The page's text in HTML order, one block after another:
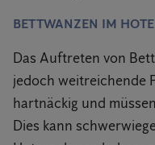
BETTWANZEN IM
Das Auftreten von
jedoch weitreichende
hartnäckig und
Dies kann